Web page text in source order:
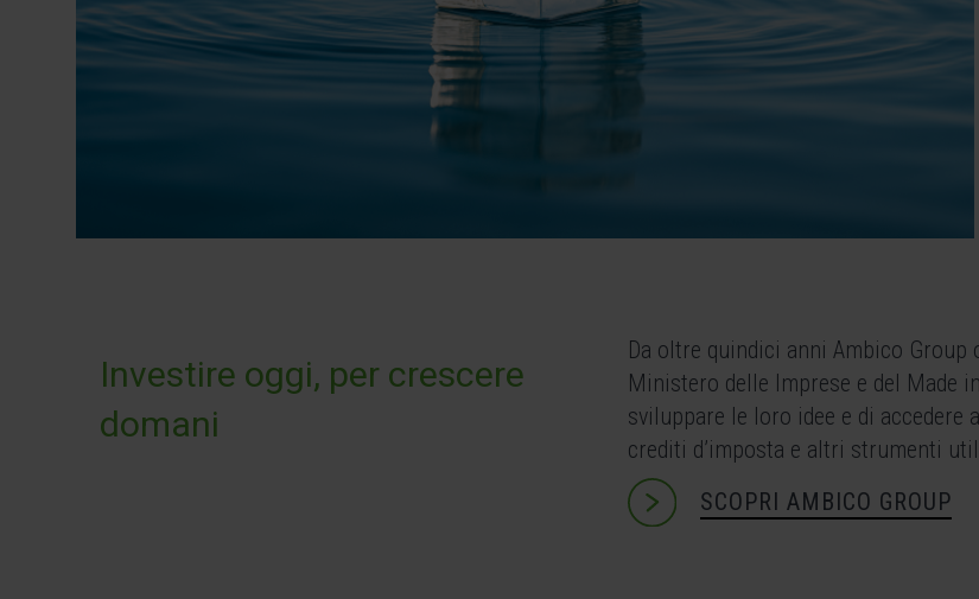
Investire oggi, per crescere
domani
Da oltre quindici anni Ambico
Ministero delle Imprese e del Made
sviluppare le loro idee e di
crediti d’imposta e altri strumenti
SCOPRI AMBICO GROUP